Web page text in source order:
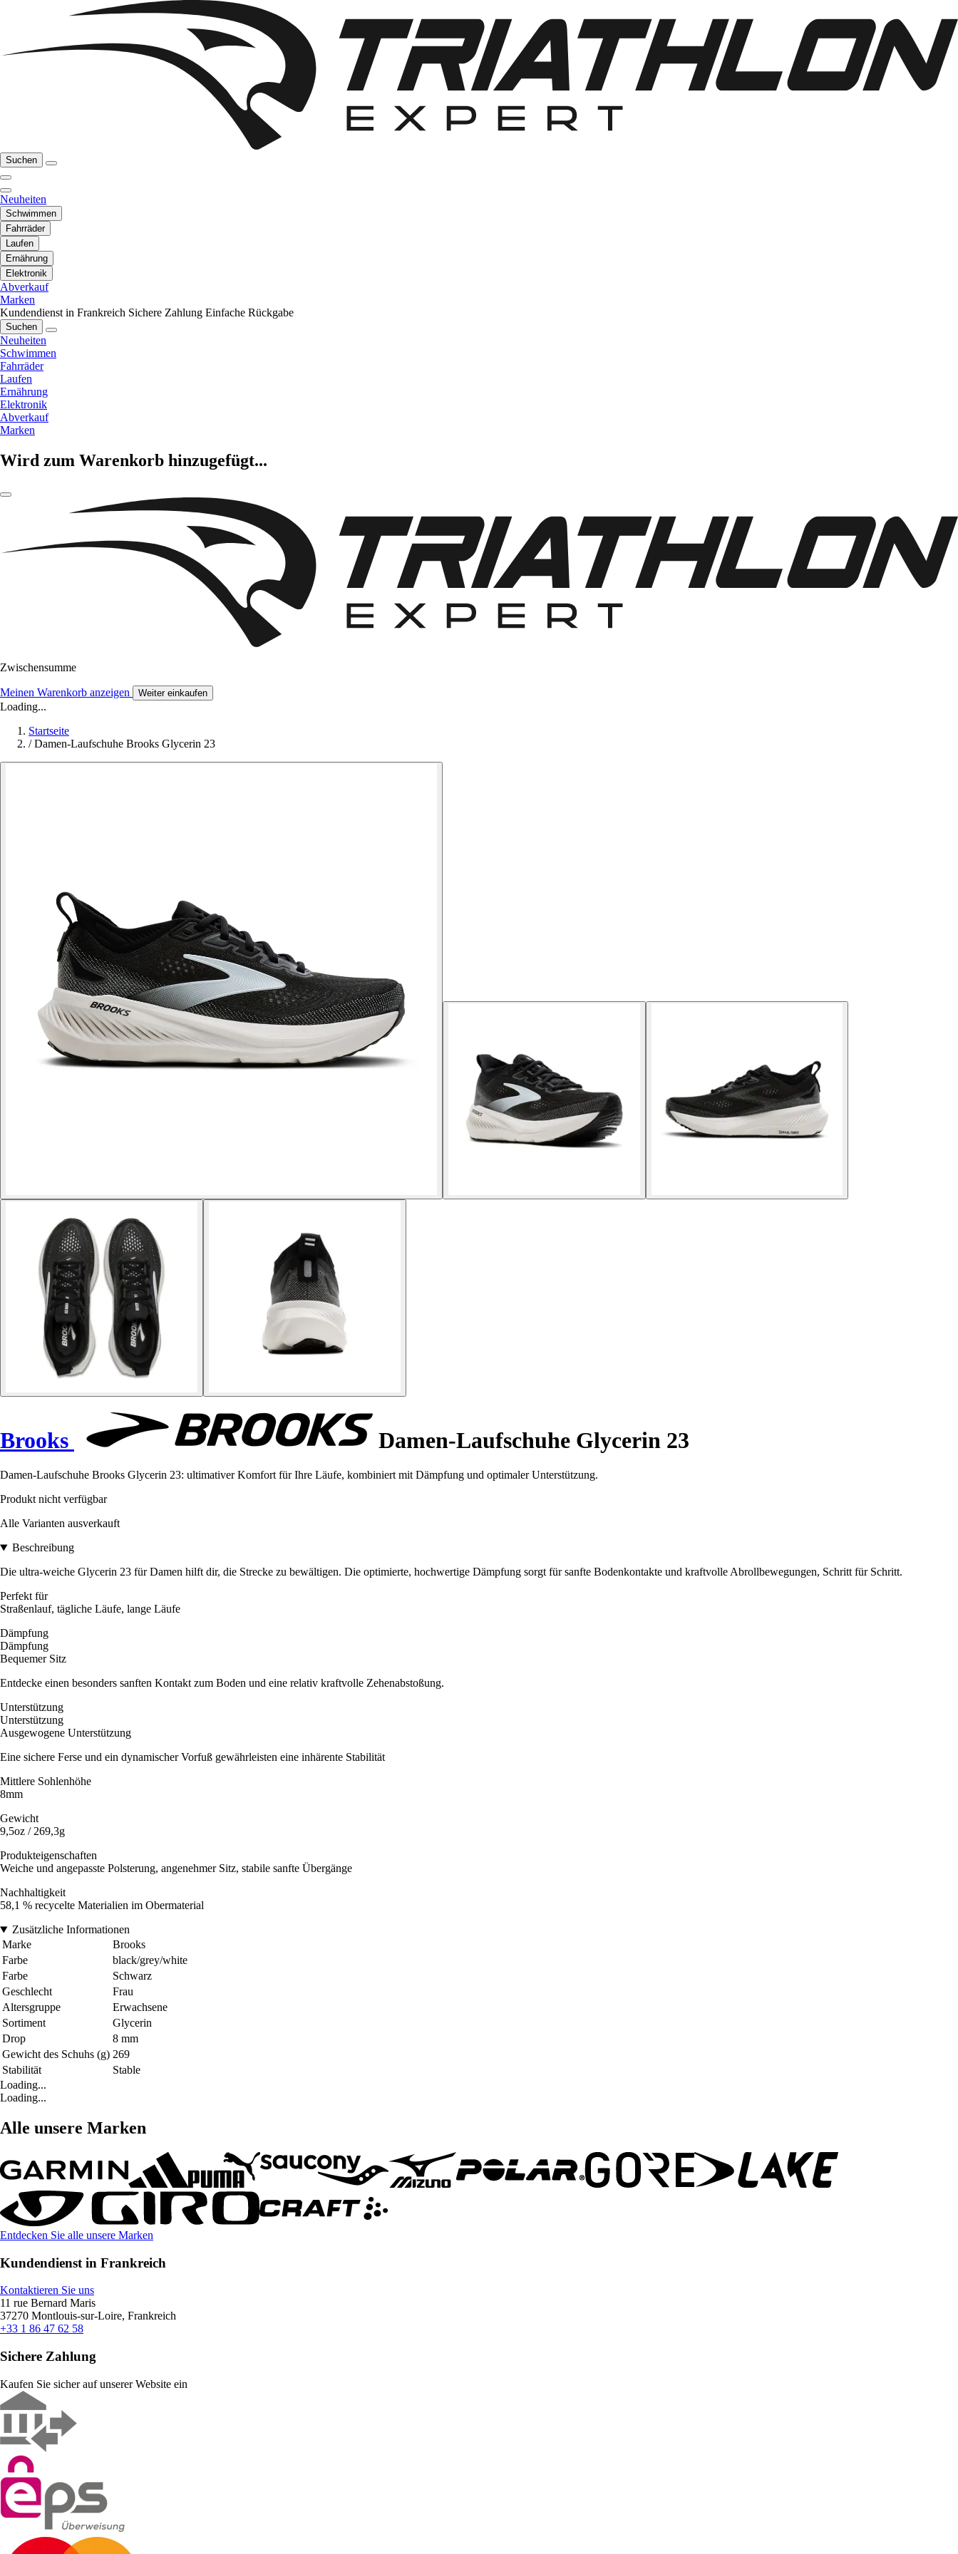
Suchen
Neuheiten
Schwimmen
Fahrräder
Laufen
Ernährung
Elektronik
Abverkauf
Marken
Kundendienst in Frankreich Sichere Zahlung Einfache Rückgabe
Suchen
Neuheiten
Schwimmen
Fahrräder
Laufen
Ernährung
Elektronik
Abverkauf
Marken
Wird zum Warenkorb hinzugefügt...
Zwischensumme
Meinen Warenkorb anzeigen Weiter einkaufen
Loading...
Startseite
/ Damen-Laufschuhe Brooks Glycerin 23
Brooks Damen-Laufschuhe Glycerin 23
Damen-Laufschuhe Brooks Glycerin 23: ultimativer Komfort für Ihre Läufe, kombiniert mit Dämpfung und optimaler Unterstützung.
Produkt nicht verfügbar
Alle Varianten ausverkauft
Beschreibung
Die ultra-weiche Glycerin 23 für Damen hilft dir, die Strecke zu bewältigen. Die optimierte, hochwertige Dämpfung sorgt für sanfte Bodenkontakte und kraftvolle Abrollbewegungen, Schritt für Schritt.
Perfekt für
Straßenlauf, tägliche Läufe, lange Läufe
Dämpfung
Dämpfung
Bequemer Sitz
Entdecke einen besonders sanften Kontakt zum Boden und eine relativ kraftvolle Zehenabstoßung.
Unterstützung
Unterstützung
Ausgewogene Unterstützung
Eine sichere Ferse und ein dynamischer Vorfuß gewährleisten eine inhärente Stabilität
Mittlere Sohlenhöhe
8mm
Gewicht
9,5oz / 269,3g
Produkteigenschaften
Weiche und angepasste Polsterung, angenehmer Sitz, stabile sanfte Übergänge
Nachhaltigkeit
58,1 % recycelte Materialien im Obermaterial
Zusätzliche Informationen
Marke
Brooks
Farbe
black/grey/white
Farbe
Schwarz
Geschlecht
Frau
Altersgruppe
Erwachsene
Sortiment
Glycerin
Drop
8 mm
Gewicht des Schuhs (g) 269
Stabilität
Stable
Loading...
Loading...
Alle unsere Marken
Entdecken Sie alle unsere Marken
Kundendienst in Frankreich
Kontaktieren Sie uns
11 rue Bernard Maris
37270 Montlouis-sur-Loire, Frankreich
+33 1 86 47 62 58
Sichere Zahlung
Kaufen Sie sicher auf unserer Website ein